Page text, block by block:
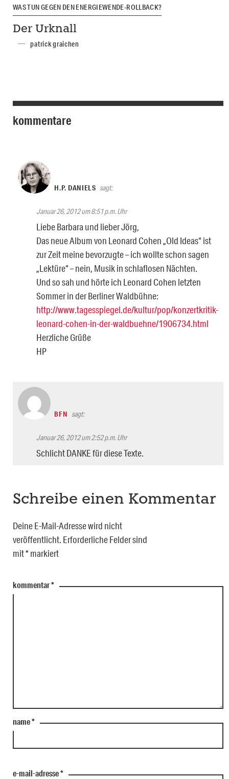
WAS TUN GEGEN DEN ENERGIEWENDE-ROLLBACK?
Der Urknall
patrick graichen
kommentare
H.P. DANIELS sagt:
Januar 26, 2012 um 8:51 p.m. Uhr
Liebe Barbara und lieber Jörg,
Das neue Album von Leonard Cohen „Old Ideas“ ist
zur Zeit meine bevorzugte – ich wollte schon sagen
„Lektüre“ – nein, Musik in schlaflosen Nächten.
Und so sah und hörte ich Leonard Cohen letzten
Sommer in der Berliner Waldbühne:
http://www.tagesspiegel.de/kultur/pop/konzertkritik-
leonard-cohen-in-der-waldbuehne/1906734.html
Herzliche Grüße
HP
BFN sagt:
Januar 26, 2012 um 2:52 p.m. Uhr
Schlicht DANKE für diese Texte.
Schreibe einen Kommentar
Deine E-Mail-Adresse wird nicht
veröffentlicht. Erforderliche Felder sind
mit*markiert
kommentar*
name*
e-mail-adresse*